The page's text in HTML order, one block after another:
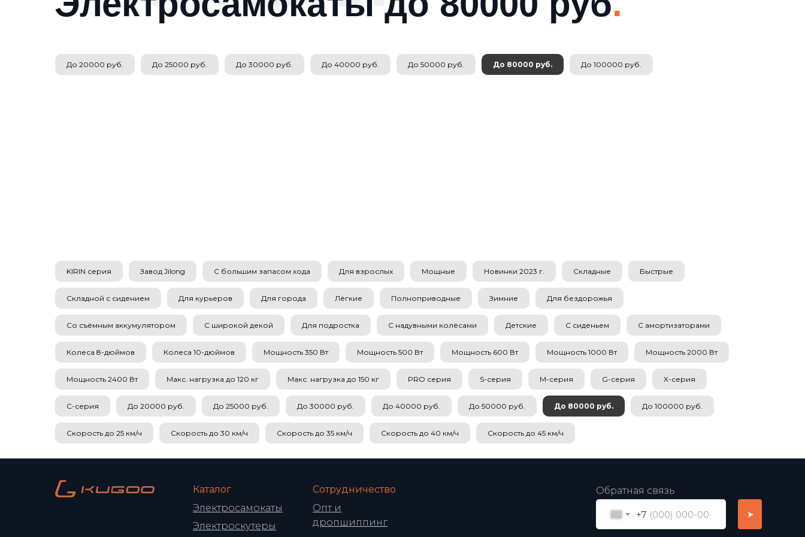
До 20000 руб. До 25000 руб. До 30000 руб. До 40000 руб. До 50000 руб. До 80000 руб. До 100000 руб.
KIRIN серия Завод Jilong С большим запасом хода Для взрослых Мощные Новинки 2023 г. Складные Быстрые
Складной с сидением Для курьеров Для города Лёгкие Полноприводные Зимние Для бездорожья
Со съёмным аккумулятором С широкой декой Для подростка С надувными колёсами Детские С сиденьем С амортизаторами
Колеса 8-дюймов Колеса 10-дюймов Мощность 350 Вт Мощность 500 Вт Мощность 600 Вт Мощность 1000 Вт Мощность 2000 Вт
Мощность 2400 Вт Макс. нагрузка до 120 кг Макс. нагрузка до 150 кг PRO серия S-серия M-серия G-серия X-серия
C-серия До 20000 руб. До 25000 руб. До 30000 руб. До 40000 руб. До 50000 руб. До 80000 руб. До 100000 руб.
Скорость до 25 км/ч Скорость до 30 км/ч Скорость до 35 км/ч Скорость до 40 км/ч Скорость до 45 км/ч
Сотрудничество
Каталог
Электросамокаты
Электроскутеры
Обратная связь
+7 ➤
Опт и
дропшиппинг